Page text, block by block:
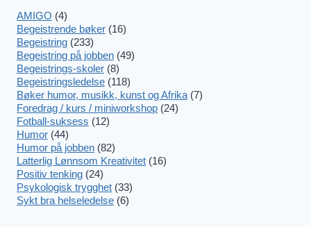
AMIGO (4)
Begeistrende bøker (16)
Begeistring (233)
Begeistring på jobben (49)
Begeistrings-skoler (8)
Begeistringsledelse (118)
Bøker humor, musikk, kunst og Afrika (7)
Foredrag / kurs / miniworkshop (24)
Fotball-suksess (12)
Humor (44)
Humor på jobben (82)
Latterlig Lønnsom Kreativitet (16)
Positiv tenking (24)
Psykologisk trygghet (33)
Sykt bra helseledelse (6)